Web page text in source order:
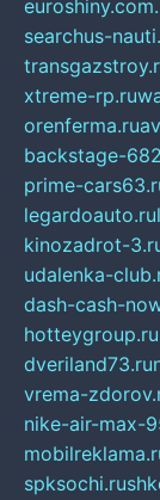
searchus-
xtreme-rp.ru
orenferma.ru
backstage-
prime-
legardoauto.ru
kinozadrot-
udalenka-
dash-cash-
hotteygroup.ru
dveriland73.ru
vrema-
nike-air-max-
spksochi.ru